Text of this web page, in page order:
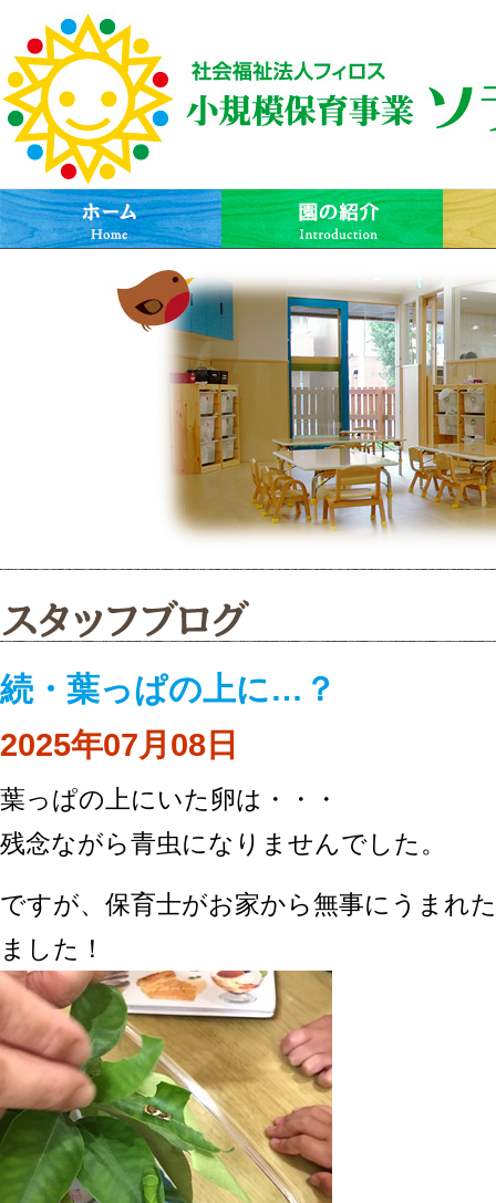
続・葉っぱの上に…？
2025年07月08日
葉っぱの上にいた卵は・・・
残念ながら青虫になりませんでした。
ですが、保育士がお家から無事にうまれ
ました！